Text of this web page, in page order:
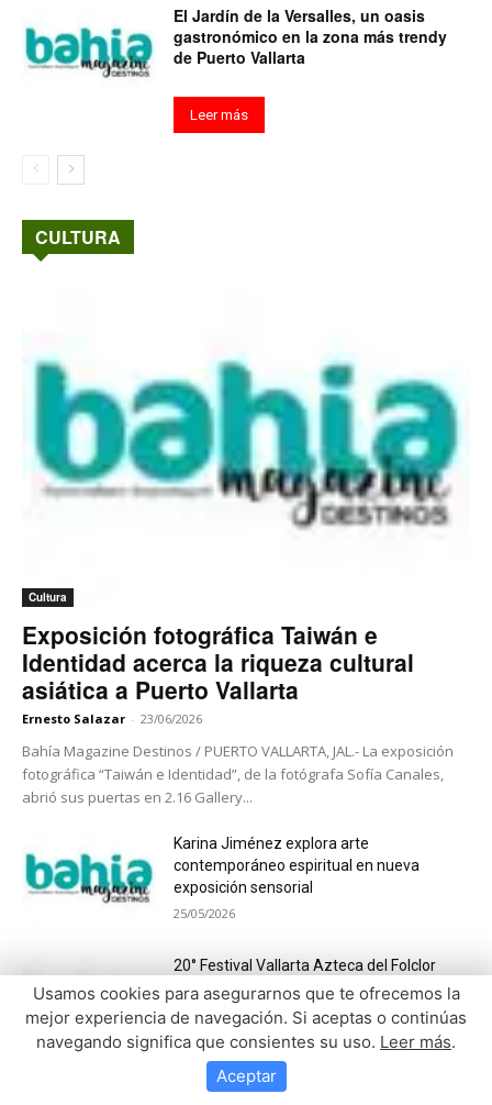
El Jardín de la Versalles, un oasis
gastronómico en la zona más trendy
de Puerto Vallarta
Leer más
CULTURA
Cultura
Exposición fotográfica Taiwán e
Identidad acerca la riqueza cultural
asiática a Puerto Vallarta
Ernesto Salazar - 23/06/2026
Bahía Magazine Destinos / PUERTO VALLARTA, JAL.- La exposición
fotográfica “Taiwán e Identidad”, de la fotógrafa Sofía Canales,
abrió sus puertas en 2.16 Gallery...
Karina Jiménez explora arte
contemporáneo espiritual en nueva
exposición sensorial
25/05/2026
20° Festival Vallarta Azteca del Folclor
Internacional: una fiesta de color, música y
tradición
18/04/2026
MUYGUUD impulsa turismo cultural en
Usamos cookies para asegurarnos que te ofrecemos la
mejor experiencia de navegación. Si aceptas o continúas
navegando significa que consientes su uso. Leer más.
Aceptar